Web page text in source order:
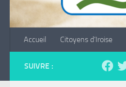
Accueil Citoyens d’Iroise
SUIVRE :